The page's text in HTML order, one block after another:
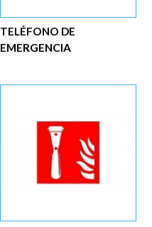
TELÉFONO DE
EMERGENCIA